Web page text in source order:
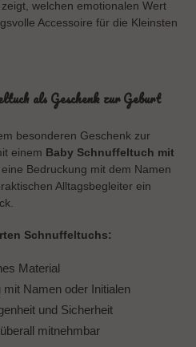
welchen emotionalen Wert
Accessoire für die Kleinsten
als Geschenk zur Geburt
besonderen Geschenk zur
einem Baby Schnuffeltuch mit
Bedruckung mit dem Namen
Alltagsbegleiter ein
Schnuffeltuchs:
Material
Namen oder Initialen
und Sicherheit
mitnehmbar